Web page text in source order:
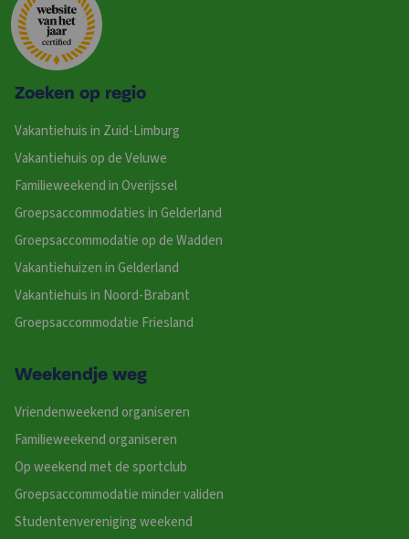
Zoeken op regio
Vakantiehuis in Zuid-Limburg
Vakantiehuis op de Veluwe
Familieweekend in Overijssel
Groepsaccommodaties in Gelderland
Groepsaccommodatie op de Wadden
Vakantiehuizen in Gelderland
Vakantiehuis in Noord-Brabant
Groepsaccommodatie Friesland
Weekendje weg
Vriendenweekend organiseren
Familieweekend organiseren
Op weekend met de sportclub
Groepsaccommodatie minder validen
Studentenvereniging weekend